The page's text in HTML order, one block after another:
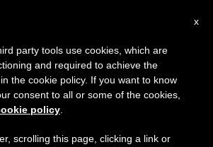
15th, 2020
x
party tools use cookies, which are
and required to achieve the
the cookie policy. If you want to know
consent to all or some of the cookies,
policy
scrolling this page, clicking a link or